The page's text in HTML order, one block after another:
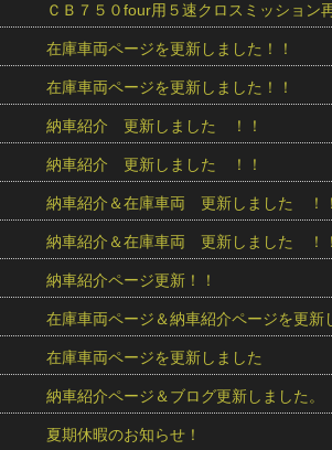
ＣＢ７５０four用５速クロスミッション
在庫車両ページを更新しました！！
在庫車両ページを更新しました！！
納車紹介 更新しました ！！
納車紹介 更新しました ！！
納車紹介＆在庫車両 更新しました ！！
納車紹介＆在庫車両 更新しました ！！
納車紹介ページ更新！！
在庫車両ページ＆納車紹介ページを更新
在庫車両ページを更新しました
納車紹介ページ＆ブログ更新しました。
夏期休暇のお知らせ！